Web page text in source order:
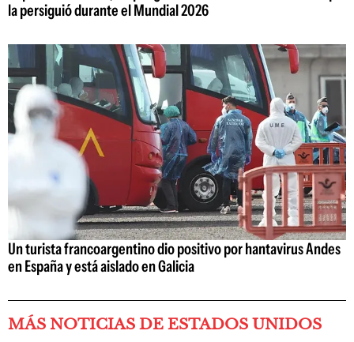
la persiguió durante el Mundial 2026
Un turista francoargentino dio positivo por hantavirus Andes
en España y está aislado en Galicia
MÁS NOTICIAS DE ESTADOS UNIDOS